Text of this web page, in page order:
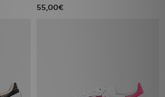
55,00€